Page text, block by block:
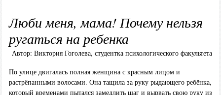
Люби меня, мама! Почему нельзя
ругаться на ребенка
Автор: Виктория Гоголева, студентка психологического факультета
По улице двигалась полная женщина с красным лицом и
растрёпанными волосами. Она тащила за руку рыдающего ребёнка,
который временами пытался замедлить шаг и вырвать свою руку из